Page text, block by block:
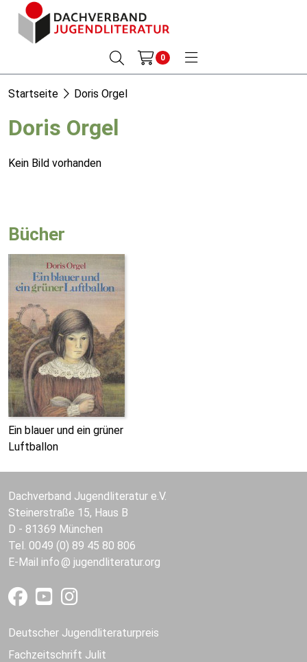
0
Startseite Doris Orgel
Doris Orgel
Kein Bild vorhanden
Bücher
Ein blauer und ein grüner
Luftballon
Dachverband Jugendliteratur e.V.
Steinerstraße 15, Haus B
D - 81369 München
Tel. 0049 (0) 89 45 80 806
E-Mail info jugendliteratur.org
Deutscher Jugendliteraturpreis
Fachzeitschrift Julit